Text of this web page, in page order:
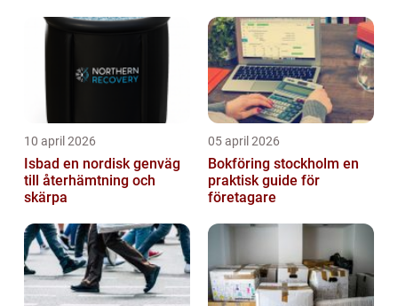
10 april 2026
Isbad en nordisk genväg
till återhämtning och
skärpa
05 april 2026
Bokföring stockholm en
praktisk guide för
företagare